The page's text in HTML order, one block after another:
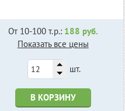
От 10-100 т.р.: 188 руб.
Показать все цены
шт.
В КОРЗИНУ